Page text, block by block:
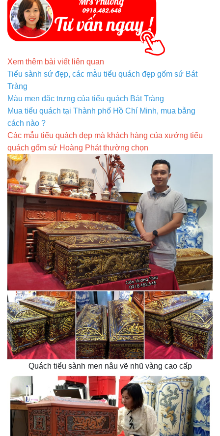
Xem thêm bài viết liên quan
Tiểu sành sứ đẹp, các mẫu tiểu quách đẹp gốm sứ Bát
Tràng
Màu men đặc trưng của tiểu quách Bát Tràng
Mua tiểu quách tại Thành phố Hồ Chí Minh, mua bằng
cách nào ?
Các mẫu tiểu quách đẹp mà khách hàng của xưởng tiểu
quách gốm sứ Hoàng Phát thường chọn
Quách tiểu sành men nâu vẽ nhũ vàng cao cấp